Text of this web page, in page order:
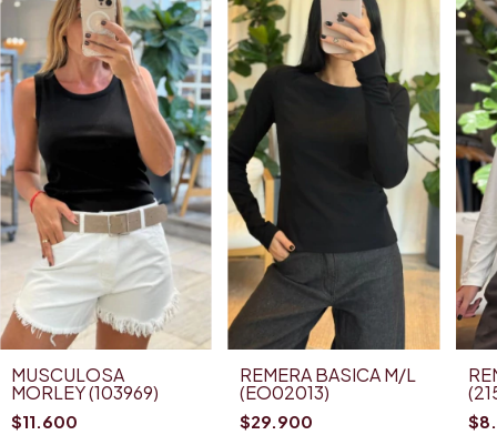
MUSCULOSA
MORLEY (103969)
$11.600
REMERA BASICA M/L
(EO02013)
$29.900